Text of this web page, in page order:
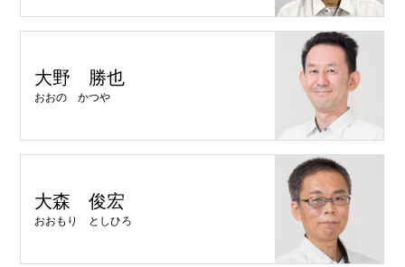
大野 勝也
おおの かつや
大森 俊宏
おおもり としひろ